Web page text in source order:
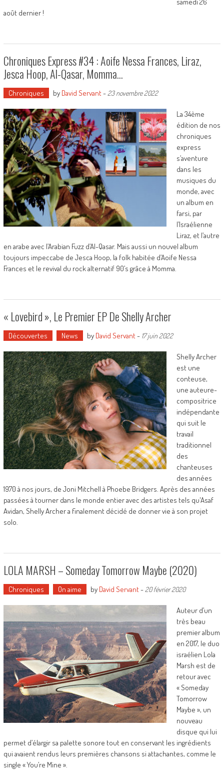
août dernier !
Chroniques Express #34 : Aoife Nessa Frances, Liraz,
Jesca Hoop, Al-Qasar, Momma…
Chroniques by David Servant- 23 novembre 2022
La 34ème
édition de nos
chroniques
express
s’aventure
dans les
musiques du
monde, avec
un album en
farsi, par
l’Israélienne
Liraz, et l’autre
en arabe avec l’Arabian Fuzz d’Al-Qasar. Mais aussi un nouvel album
toujours impeccabe de Jesca Hoop, la folk habitée d’Aoife Nessa
Frances et le revival du rock alternatif 90’s grâce à Momma.
« Lovebird », Le Premier EP De Shelly Archer
Découvertes News by David Servant- 17 juin 2022
Shelly Archer
est une
conteuse,
une auteure-
compositrice
indépendante
qui suit le
travail
traditionnel
des
chanteuses
des années
1970 à nos jours, de Joni Mitchell à Phoebe Bridgers. Après des années
passées à tourner dans le monde entier avec des artistes tels qu'Asaf
Avidan, Shelly Archer a finalement décidé de donner vie à son projet
solo.
LOLA MARSH – Someday Tomorrow Maybe (2020)
Chroniques On aime by David Servant- 20 février 2020
Auteur d’un
très beau
premier album
en 2017, le duo
israélien Lola
Marsh est de
retour avec
« Someday
Tomorrow
Maybe », un
nouveau
disque qui lui
permet d’élargir sa palette sonore tout en conservant les ingrédients
qui avaient rendus leurs premières chansons si attachantes, comme le
single « You’re Mine ».